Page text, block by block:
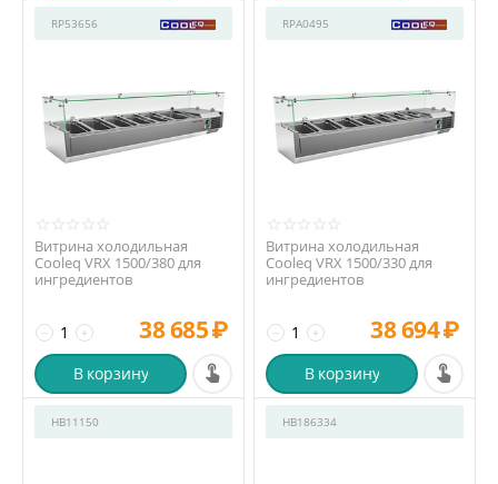
RP53656
Витрина холодильная
Cooleq VRX 1500/380 для
ингредиентов
+
− 38 685₽
В корзину
RPA0495
Витрина холодильная
Cooleq VRX 1500/330 для
ингредиентов
+
− 38 694₽
В корзину
HB11150 HB186334